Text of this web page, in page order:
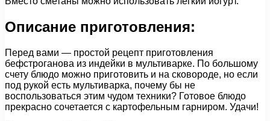
Описание приготовления:
Перед вами — простой рецепт приготовления
бефстроганова из индейки в мультиварке. По большому
счету блюдо можно приготовить и на сковороде, но если
под рукой есть мультиварка, почему бы не
воспользоваться этим чудом техники? Готовое блюдо
прекрасно сочетается с картофельным гарниром. Удачи!